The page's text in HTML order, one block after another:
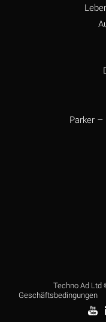
Amyl
Amyl
Aniline
Aniline
Aroclor, 1254
Aroclor, 1260
Parker –
Techno Ad Ltd
Geschäftsbedingungen